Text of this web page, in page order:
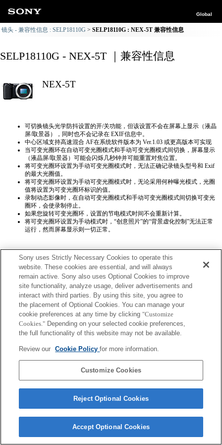
Global
镜头 - 兼容性信息 : SELP18110G SELP18110G : NEX-5T 兼容性信息
SELP18110G - NEX-5T ｜兼容性信息
NEX-5T
可切换镜头光学防抖设置的开/关功能，但该设置不会在屏幕上显示（液晶
屏/取景器），同时也不会记录在 EXIF信息中。
中心区域支持高速混合 AF在系统软件版本为 Ver.1.03 或更高版本可实现
当可变光圈环在自动可变光圈模式和手动可变光圈模式间切换，屏幕显示
（液晶屏/取景器）可能会闪烁几秒钟并可能重置对焦位置。
将可变光圈环设置为手动可变光圈模式时，无法正确​​记录镜头型号和 Exif
的最大光圈值。
将可变光圈环设置为手动可变光圈模式时，无论采用何种曝光模式，光圈
值将设置为可变光圈环标识的值。
录制动态影像时，在自动可变光圈模式和手动可变光圈模式间切换可变光
圈环，会使录制停止。
如果您旋转可变光圈环，设置的节电模式时间不会重新计算。
将可变光圈环设置为手动模式时，“创意照片”的“背景虚化控制”无法正常
运行，然而屏幕显示则一切正常。
Terms of Use Contact Us
Sony uses Strictly Necessary Cookies to operate this
website. These cookies are essential, and will always
remain active. Sony also uses Optional Cookies to improve
site functionality, analyze usage, deliver advertisements and
interact with third parties. By using this site, you agree to
the placement of Optional Cookies. You can manage your
cookie preferences at any time by clicking "Customize
Cookies." Depending on your selected cookie preferences,
the full functionality of this website may not be available.
Review our Cookie Policyfor more information.
Customize Cookies
Reject Optional Cookies
Accept Optional Cookies